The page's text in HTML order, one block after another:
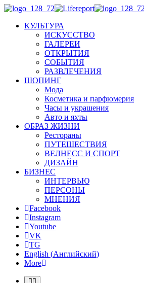
КУЛЬТУРА
ИСКУССТВО
ГАЛЕРЕИ
ОТКРЫТИЯ
СОБЫТИЯ
РАЗВЛЕЧЕНИЯ
ШОПИНГ
Мода
Косметика и парфюмерия
Часы и украшения
Авто и яхты
ОБРАЗ ЖИЗНИ
Рестораны
ПУТЕШЕСТВИЯ
ВЕЛНЕСС И СПОРТ
ДИЗАЙН
БИЗНЕС
ИНТЕРВЬЮ
ПЕРСОНЫ
МНЕНИЯ
Facebook
Instagram
Youtube
VK
TG
English (Английский)
More